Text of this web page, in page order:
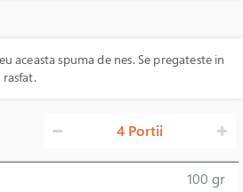
aceasta spuma de nes. Se pregateste in
4 Portii
100 gr